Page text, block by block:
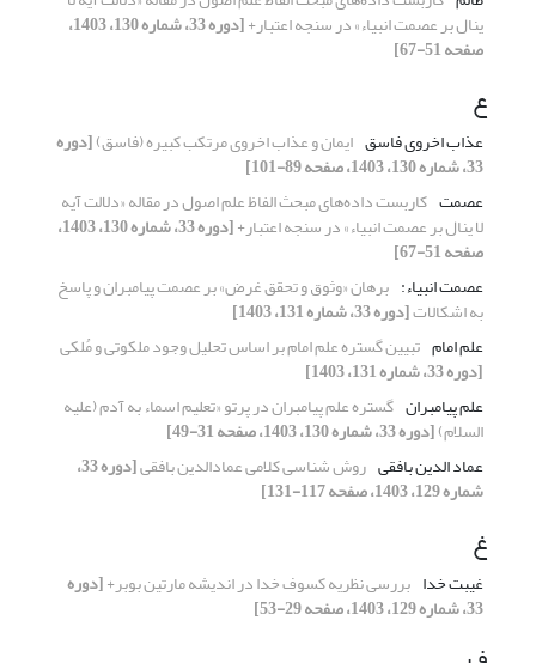
ینال بر عصمت انبیاء» در سنجه اعتبار+ [دوره 33، شماره 130، 1403،
صفحه 51-67]
ع
عذاب اخروی فاسق ایمان و عذاب اخروی مرتکب کبیره (فاسق)[دوره
33، شماره 130، 1403، صفحه 89-101]
عصمت کاربست داده‌های مبحث الفاظ علم اصول در مقاله «دلالت آیه
لا ینال بر عصمت انبیاء» در سنجه اعتبار+ [دوره 33، شماره 130، 1403،
صفحه 51-67]
عصمت انبیاء: برهان «وثوق و تحقق غرض» بر عصمت پیامبران و پاسخ
به اشکالات[دوره 33، شماره 131، 1403]
علم امام تبیین گستره علم امام بر اساس تحلیل وجود ملکوتی و مُلکی
[دوره 33، شماره 131، 1403]
علم پیامبران گستره علم پیامبران در پرتو «تعلیم اسماء به آدم (علیه
السلام)[دوره 33، شماره 130، 1403، صفحه 31-49]
عماد الدین بافقی روش شناسی کلامی عمادالدین بافقی [دوره 33،
شماره 129، 1403، صفحه 117-131]
غ
غیبت خدا بررسی نظریه کسوف خدا در اندیشه مارتین بوبر+[دوره
33، شماره 129، 1403، صفحه 29-53]